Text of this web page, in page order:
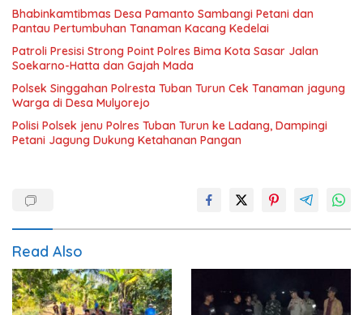
Bhabinkamtibmas Desa Pamanto Sambangi Petani dan
Pantau Pertumbuhan Tanaman Kacang Kedelai
Patroli Presisi Strong Point Polres Bima Kota Sasar Jalan
Soekarno-Hatta dan Gajah Mada
Polsek Singgahan Polresta Tuban Turun Cek Tanaman jagung
Warga di Desa Mulyorejo
Polisi Polsek jenu Polres Tuban Turun ke Ladang, Dampingi
Petani Jagung Dukung Ketahanan Pangan
Read Also